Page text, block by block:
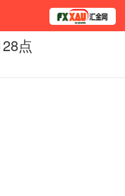
货币
点